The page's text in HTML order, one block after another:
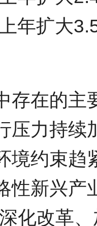
年扩大
存在的主
压力持续
境约束趋
性新兴产
化改革